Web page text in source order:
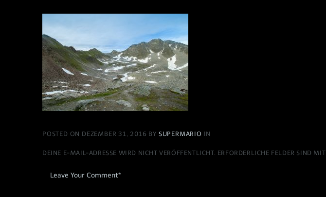
POSTED ON DEZEMBER 31, 2016 BY SUPERMARIO IN
DEINE E-MAIL-ADRESSE WIRD NICHT VERÖFFENTLICHT. ERFORDERLICHE FELDER SIND MIT